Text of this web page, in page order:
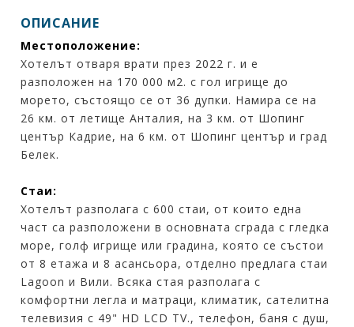
ОПИСАНИЕ
Местоположение:
Хотелът отваря врати през 2022 г. и е
разположен на 170 000 м2. с гол игрище до
морето, състоящо се от 36 дупки. Намира се на
26 км. от летище Анталия, на 3 км. от Шопинг
център Кадрие, на 6 км. от Шопинг център и град
Белек.
Стаи:
Хотелът разполага с 600 стаи, от които една
част са разположени в основната сграда с гледка
море, голф игрище или градина, която се състои
от 8 етажа и 8 асансьора, отделно предлага стаи
Lagoon и Вили. Всяка стая разполага с
комфортни легла и матраци, климатик, сателитна
телевизия с 49" HD LCD TV., телефон, баня с душ,